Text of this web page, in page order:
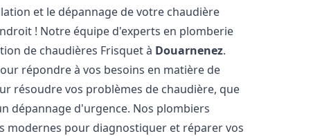
et le dépannage de votre chaudière
! Notre équipe d'experts en plomberie
de chaudières Frisquet à Douarnenez.
répondre à vos besoins en matière de
résoudre vos problèmes de chaudière, que
dépannage d'urgence. Nos plombiers
modernes pour diagnostiquer et réparer vos